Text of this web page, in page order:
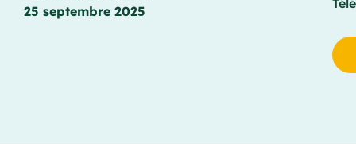
25 septembre 2025